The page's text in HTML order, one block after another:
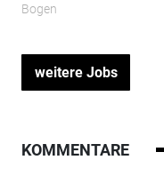
Bogen
weitere Jobs
KOMMENTARE